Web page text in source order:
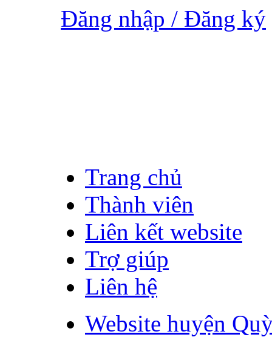
Đăng nhập / Đăng ký
Trang chủ
Thành viên
Liên kết website
Trợ giúp
Liên hệ
Website huyện